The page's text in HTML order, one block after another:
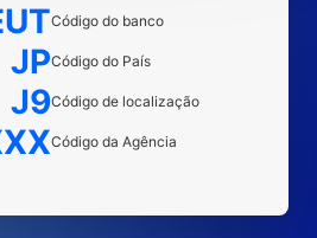
Código do banco
JPCódigo do País
J9Código de localização
Código da Agência